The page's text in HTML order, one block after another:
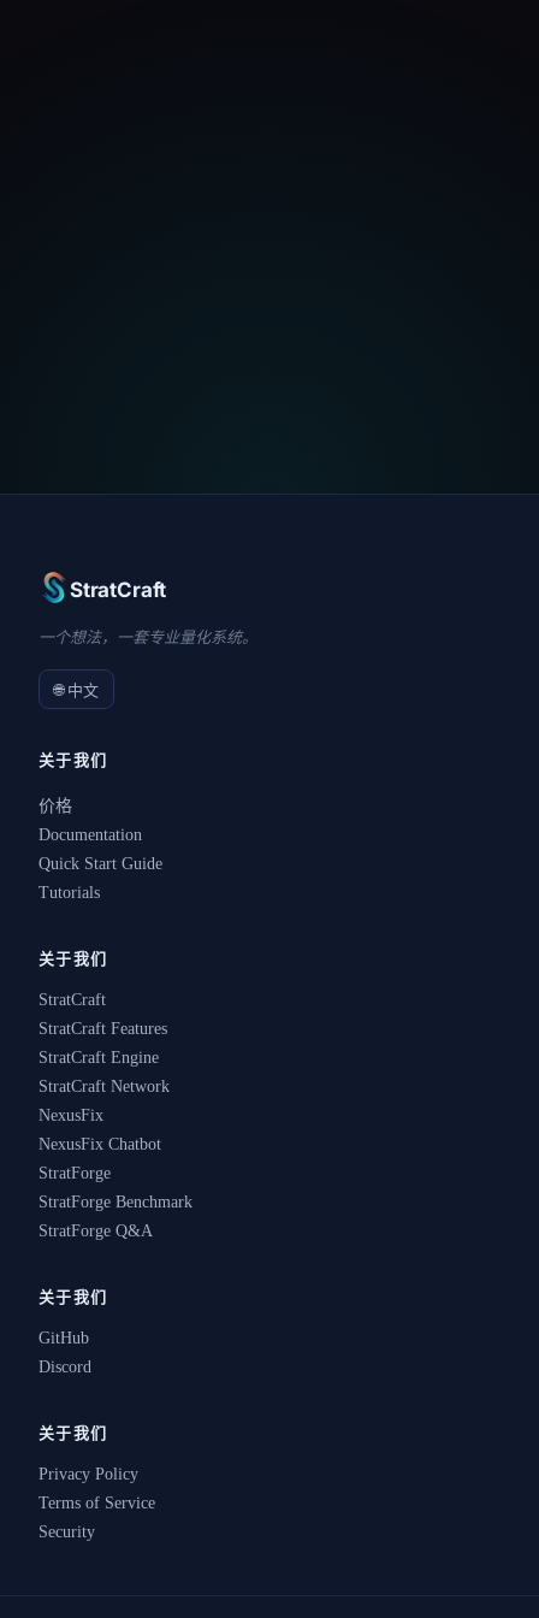
StratCraft
一个想法，一套专业量化系统。
🌐 中文
关于我们
价格
Documentation
Quick Start Guide
Tutorials
关于我们
StratCraft
StratCraft Features
StratCraft Engine
StratCraft Network
NexusFix
NexusFix Chatbot
StratForge
StratForge Benchmark
StratForge Q&A
关于我们
GitHub
Discord
关于我们
Privacy Policy
Terms of Service
Security